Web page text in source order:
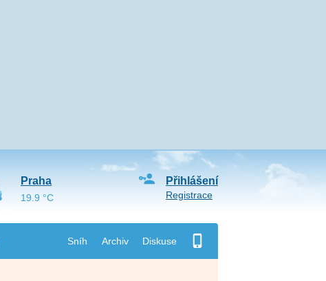
Sníh Archiv Diskuse
Přihlášení
Registrace
Praha
19.9 °C